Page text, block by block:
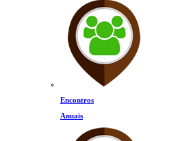
Encontros
Anuais